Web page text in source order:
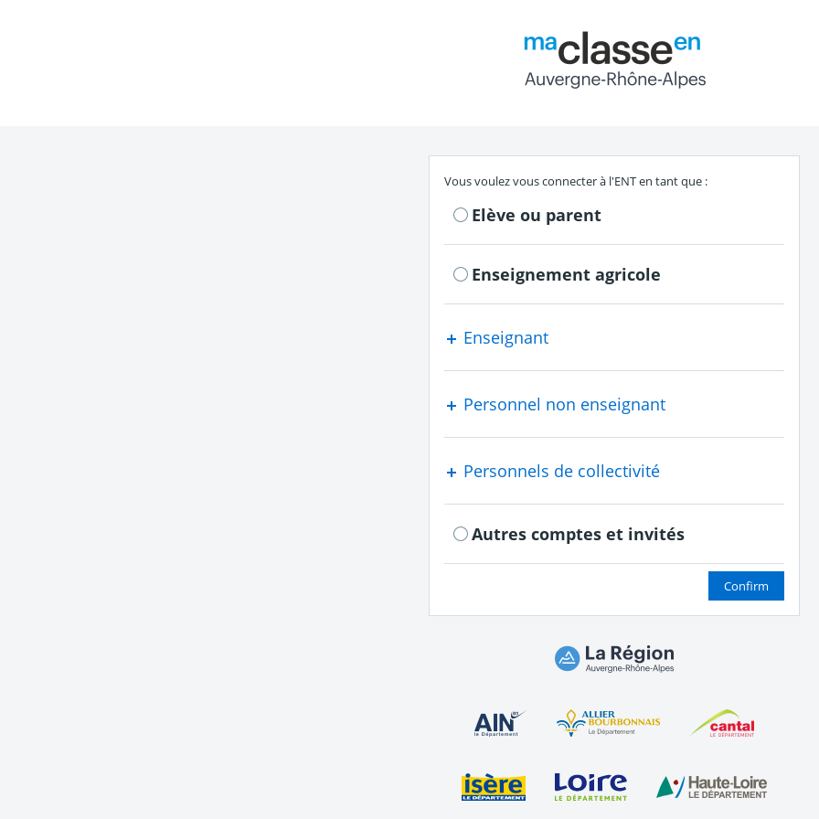
S'authentifier en tant que
Vous voulez vous connecter à l'ENT en tant que :
Elève ou parent
Enseignement agricole
Enseignant
Personnel non enseignant
Personnels de collectivité
Autres comptes et invités